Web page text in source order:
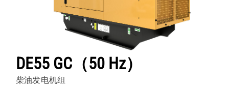
DE55 GC（50 Hz）
柴油发电机组